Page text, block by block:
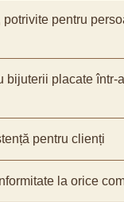
pentru
bijuterii placate într-
pentru clienți
la orice